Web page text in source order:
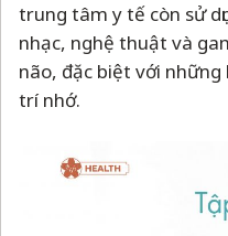
trung tâm y tế còn sử
nhạc, nghệ thuật và
não, đặc biệt với
trí nhớ.